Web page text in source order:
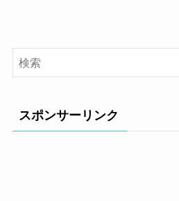
スポンサーリンク